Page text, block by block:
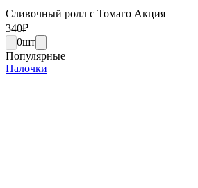
Сливочный ролл с Томаго Акция
340₽
0шт
Популярные
Палочки